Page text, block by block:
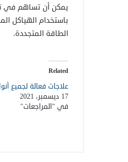
يمكن أن تساهم في
باستخدام الهياكل
الطاقة المتجددة.
Related
علاجات فعالة لجميع
17 ديسمبر، 2021
في "المراجعات"